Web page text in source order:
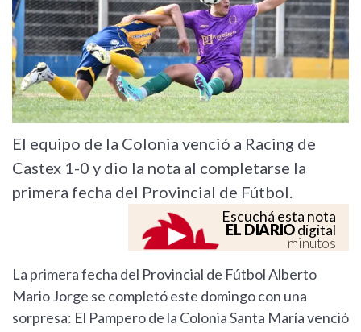
El equipo de la Colonia venció a Racing de
Castex 1-0 y dio la nota al completarse la
primera fecha del Provincial de Fútbol.
Escuchá esta nota
EL DIARIOdigital
minutos
La primera fecha del Provincial de Fútbol Alberto
Mario Jorge se completó este domingo con una
sorpresa: El Pampero de la Colonia Santa María venció